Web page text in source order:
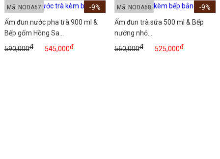
Ấm đun nước pha trà 900 ml &
Bếp gốm Hồng Sa...
590,000đ 545,000đ
-9%
Mã: NODA67
Ấm đun trà sữa 500 ml & Bếp
nướng nhỏ...
560,000đ 525,000đ
-9%
Mã: NODA68